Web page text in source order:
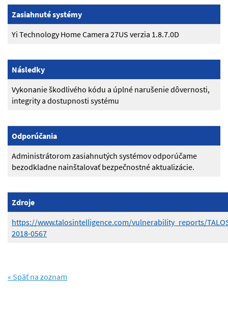
Zasiahnuté systémy
Yi Technology Home Camera 27US verzia 1.8.7.0D
Následky
Vykonanie škodlivého kódu a úplné narušenie dôvernosti,
integrity a dostupnosti systému
Odporúčania
Administrátorom zasiahnutých systémov odporúčame
bezodkladne nainštalovať bezpečnostné aktualizácie.
Zdroje
https://www.talosintelligence.com/vulnerability_reports/
2018-0567
« Späť na zoznam